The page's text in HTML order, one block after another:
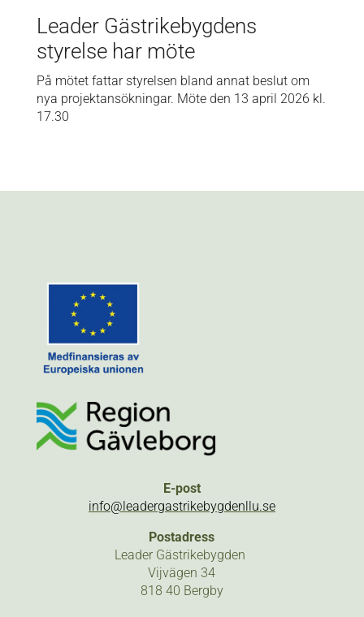
Leader Gästrikebygdens
styrelse har möte
På mötet fattar styrelsen bland annat beslut om
nya projektansökningar. Möte den 13 april 2026 kl.
17.30
E-post
info@leadergastrikebygdenllu.se
Postadress
Leader Gästrikebygden
Vijvägen 34
818 40 Bergby